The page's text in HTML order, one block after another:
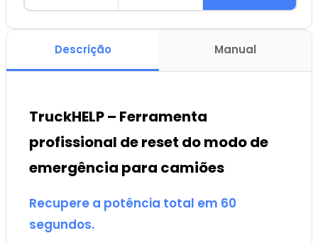
Descrição Manual
TruckHELP – Ferramenta
profissional de reset do modo de
emergência para camiões
Recupere a potência total em 60
segundos.